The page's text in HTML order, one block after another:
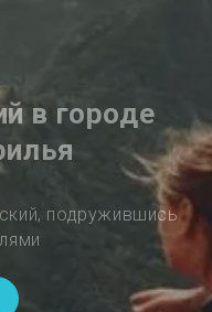
в городе
подружившись